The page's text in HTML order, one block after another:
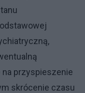
przyspieszenie
skrócenie czasu